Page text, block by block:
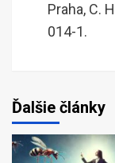
Praha, C.
014-1.
Ďalšie články